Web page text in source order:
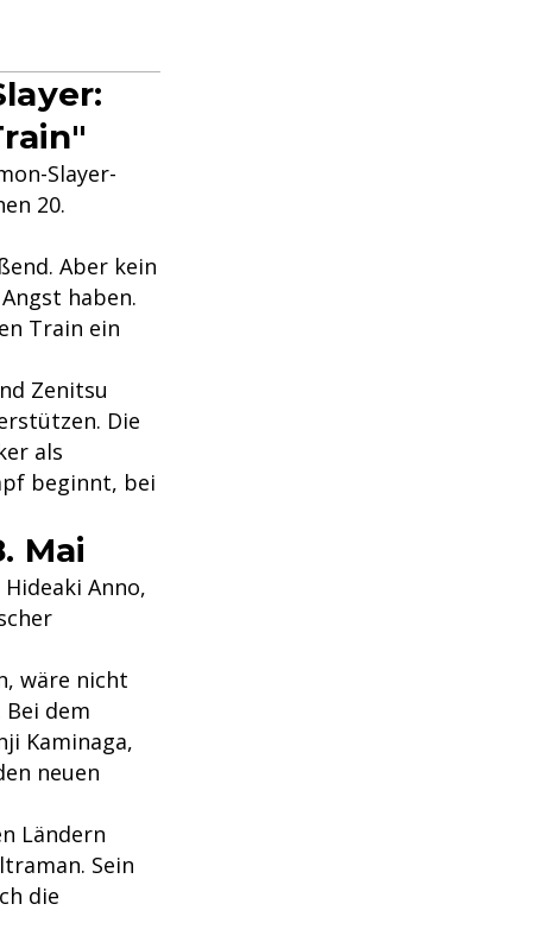
Slayer-
20.
Aber kein
haben.
Train ein
Zenitsu
Die
als
beginnt, bei
Mai
Anno,
wäre nicht
dem
Kaminaga,
neuen
Ländern
Sein
die